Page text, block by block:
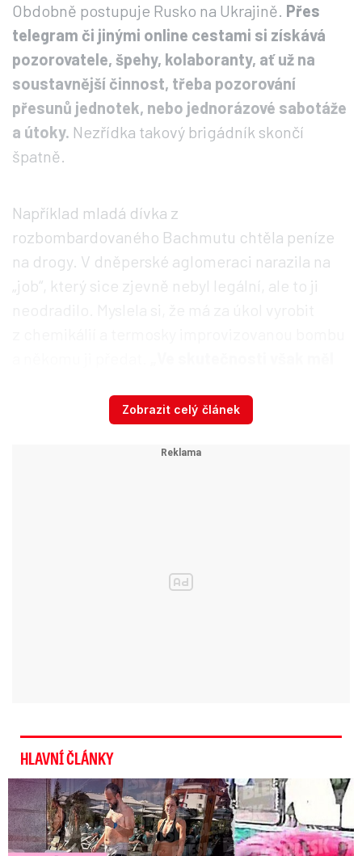
Obdobně postupuje Rusko na Ukrajině. Přes
telegram či jinými online cestami si získává
pozorovatele, špehy, kolaboranty, ať už na
soustavnější činnost, třeba pozorování
přesunů jednotek, nebo jednorázové sabotáže
a útoky. Nezřídka takový brigádník skončí
špatně.
Například mladá dívka z
rozbombardovaného Bachmutu chtěla peníze
na drogy. V dněperské aglomeraci narazila na
„job“, který sice zjevně nebyl legální, ale to ji
frekventované místo v centru okresu v době
dopravní špičky a odpálit ji,“informovala v
Služba bezpečnosti Ukrajiny
zprostředkovatele pro špinavou práci, včetně
Rusko naverbovalo dívku (14),
intimními fotkami! ...
Ruským podněcovatelům stačí jen na
Zobrazit celý článek
HLAVNÍ ČLÁNKY
Exministryně s Havránkem dováděli v Polsku: První slova!